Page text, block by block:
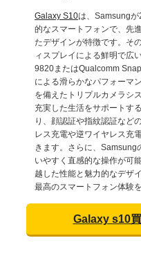
Galaxy S10は、Samsung
的なスマートフォンで、先
たデザインが特徴です。そ
ィスプレイによる鮮明で広
9820またはQualcomm
による滑らかなパフォーマ
を備えたトリプルカメラシ
充実した生活をサポートす
り、顔認証や指紋認証など
レス充電や逆ワイヤレス充
きます。さらに、Samsung
いやすく直感的な操作が可能
越した性能と魅力的なデザ
最高のスマートフォン体験
Galaxy s10